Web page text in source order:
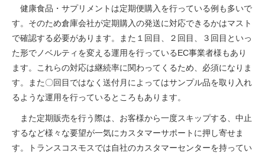
健康食品・サプリメントは定期便購入を行っている例も多いで
す。そのため倉庫会社が定期購入の発送に対応できるかはマスト
で確認する必要があります。また１回目、２回目、３回目といっ
た形でノベルティを変える運用を行っているEC事業者様もあり
ます。これらの対応は継続率に関わってくるため、必須になりま
す。また〇回目ではなく送付月によってはサンプル品を取り入れ
るような運用を行っているところもあります。
また定期販売を行う際は、お客様から一度スキップする、中止
するなど様々な要望が一気にカスタマーサポートに押し寄せま
す。トランスコスモスでは自社のカスタマーセンターを持ってい